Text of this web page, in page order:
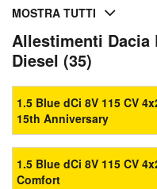
MOSTRA TUTTI
Allestimenti Dacia
Diesel (35)
1.5 Blue dCi 8V 115 CV
15th Anniversary
1.5 Blue dCi 8V 115 CV
Comfort